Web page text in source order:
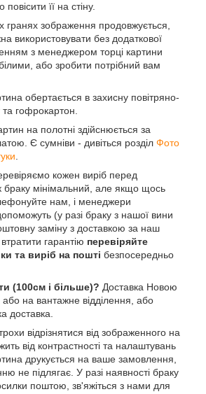
її на стіну.
гранях зображення продовжується,
використовувати без додаткової
з менеджером торці картини
або зробити потрібний вам
обертається в захисну повітряно-
та гофрокартон.
на полотні здійснюється за
Є сумніви - дивіться розділ Фото
.
кожен виріб перед
браку мінімальний, але якщо щось
нам, і менеджери
(у разі браку з нашої вини
заміну з доставкою за наш
гарантію перевіряйте
та виріб на пошті безпосередньо
(100см і більше)? Доставка Новою
на вантажне відділення, або
доставка.
відрізнятися від зображенного на
від контрастності та налаштувань
друкується на ваше замовлення,
не підлягає. У разі наявності браку
поштою, зв'яжіться з нами для